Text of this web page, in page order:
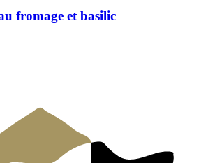
fromage et basilic